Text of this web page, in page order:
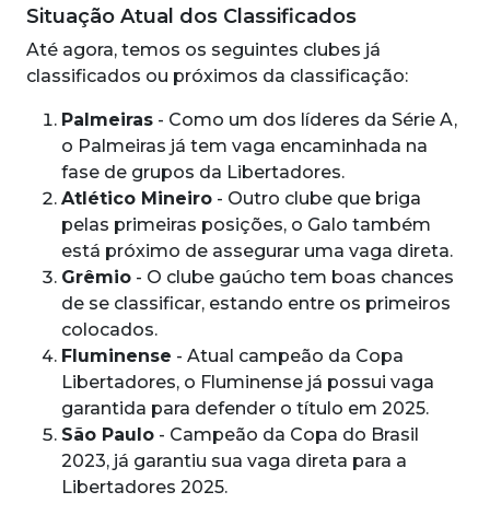
Situação Atual dos Classificados
Até agora, temos os seguintes clubes já
classificados ou próximos da classificação:
Palmeiras - Como um dos líderes da Série A,
o Palmeiras já tem vaga encaminhada na
fase de grupos da Libertadores.
Atlético Mineiro - Outro clube que briga
pelas primeiras posições, o Galo também
está próximo de assegurar uma vaga direta.
Grêmio - O clube gaúcho tem boas chances
de se classificar, estando entre os primeiros
colocados.
Fluminense - Atual campeão da Copa
Libertadores, o Fluminense já possui vaga
garantida para defender o título em 2025.
São Paulo - Campeão da Copa do Brasil
2023, já garantiu sua vaga direta para a
Libertadores 2025.